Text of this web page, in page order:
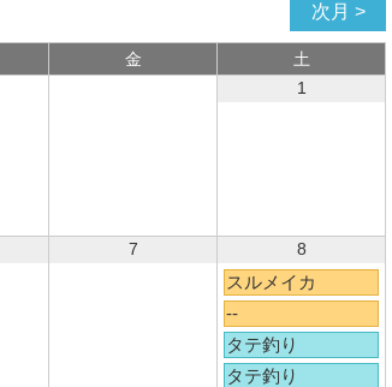
次月
金
土
1
7 8
スルメイカ
--
タテ釣り
タテ釣り